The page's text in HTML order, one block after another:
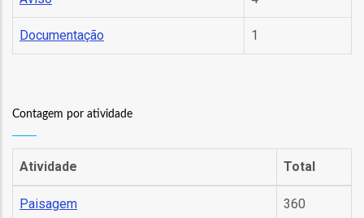
Documentação 1
Contagem por atividade
Atividade Total
Paisagem 360